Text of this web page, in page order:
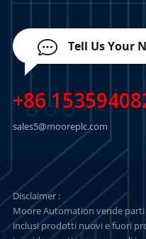
Tell Us Your
+86
sales5@mooreplc.com
Disclaimer :
Moore Automation vende
inclusi prodotti nuovi e fuori